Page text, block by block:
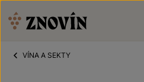
VÍNA A SEKTY